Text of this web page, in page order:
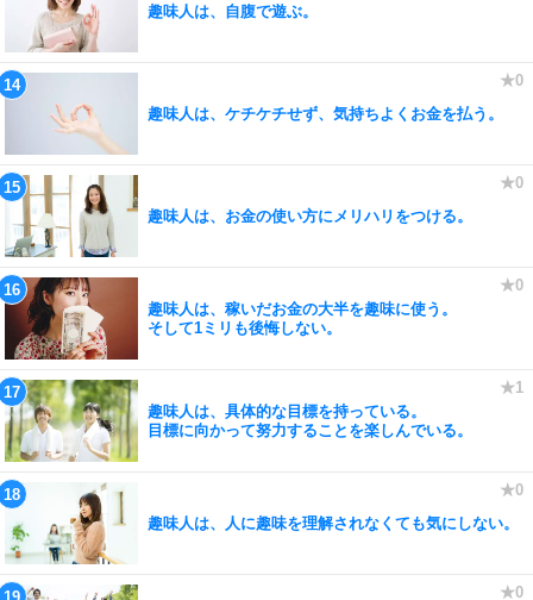
趣味人は、自腹で遊ぶ。
趣味人は、ケチケチせず、気持ちよくお金を払う。
趣味人は、お金の使い方にメリハリをつける。
趣味人は、稼いだお金の大半を趣味に使う。
そして1ミリも後悔しない。
趣味人は、具体的な目標を持っている。
目標に向かって努力することを楽しんでいる。
趣味人は、人に趣味を理解されなくても気にしない。